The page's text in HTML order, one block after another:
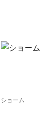
ショーム